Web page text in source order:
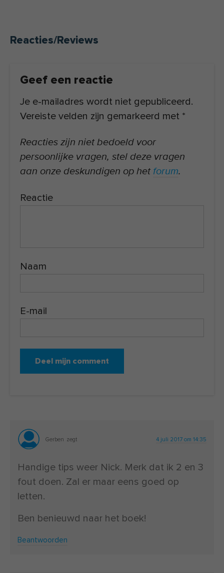
Reacties/Reviews
Geef een reactie
Je e-mailadres wordt niet gepubliceerd.
Vereiste velden zijn gemarkeerd met *
Reacties zijn niet bedoeld voor
persoonlijke vragen, stel deze vragen
aan onze deskundigen op het forum.
Reactie
Naam
E-mail
Gerben zegt 4 juli 2017 om 14:35
Handige tips weer Nick. Merk dat ik 2 en 3
fout doen. Zal er maar eens goed op
letten.
Ben benieuwd naar het boek!
Beantwoorden